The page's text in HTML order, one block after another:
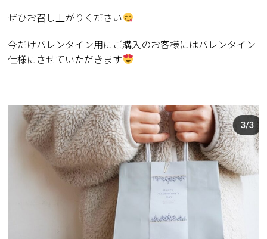
ぜひお召し上がりください
今だけバレンタイン用にご購入のお客様にはバレンタイン
仕様にさせていただきます